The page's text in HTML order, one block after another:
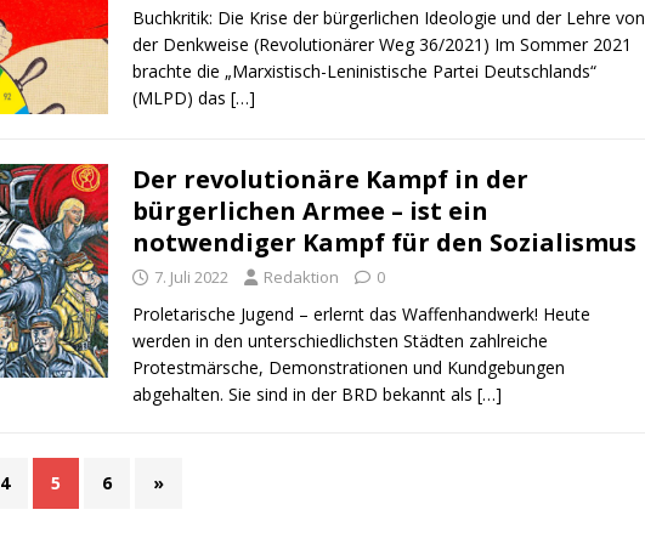
Buchkritik: Die Krise der bürgerlichen Ideologie und der Lehre von
der Denkweise (Revolutionärer Weg 36/2021) Im Sommer 2021
brachte die „Marxistisch-Leninistische Partei Deutschlands“
(MLPD) das […]
Der revolutionäre Kampf in der
bürgerlichen Armee – ist ein
notwendiger Kampf für den Sozialismus
7. Juli 2022 Redaktion 0
Proletarische Jugend – erlernt das Waffenhandwerk! Heute
werden in den unterschiedlichsten Städten zahlreiche
Protestmärsche, Demonstrationen und Kundgebungen
abgehalten. Sie sind in der BRD bekannt als […]
4 5 6 »